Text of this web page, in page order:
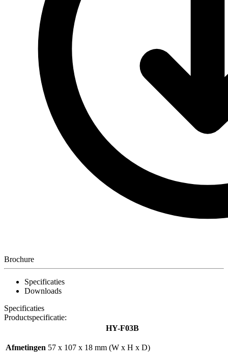
Brochure
Specificaties
Downloads
Specificaties
Productspecificatie:
HY-F03B
Afmetingen 57 x 107 x 18 mm (W x H x D)